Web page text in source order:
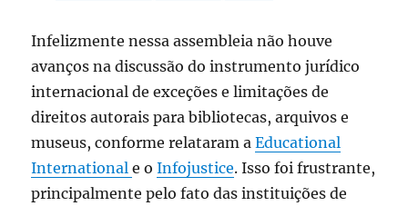
Infelizmente nessa assembleia não houve
avanços na discussão do instrumento jurídico
internacional de exceções e limitações de
direitos autorais para bibliotecas, arquivos e
museus, conforme relataram aEducational
Internationale oInfojustice. Isso foi frustrante,
principalmente pelo fato das instituições de